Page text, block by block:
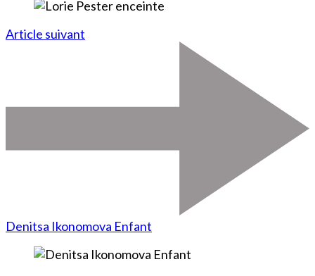
Article suivant
Denitsa Ikonomova Enfant